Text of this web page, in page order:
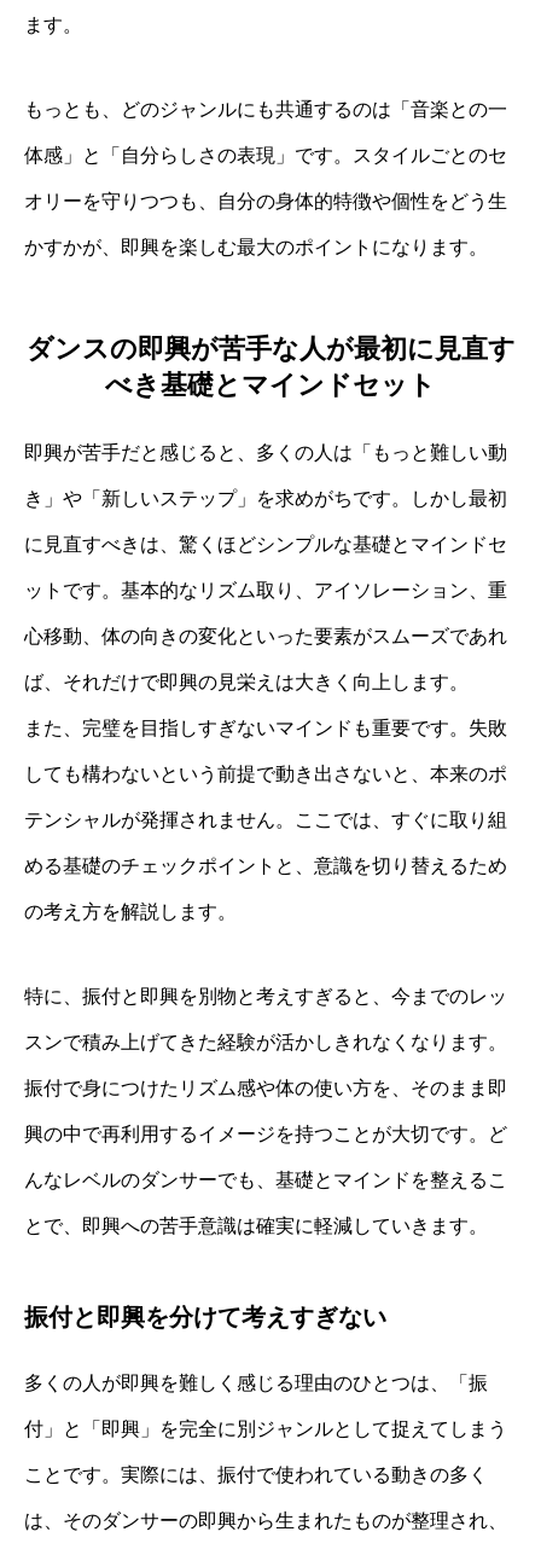
ます。
もっとも、どのジャンルにも共通するのは「音楽との一
体感」と「自分らしさの表現」です。スタイルごとのセ
オリーを守りつつも、自分の身体的特徴や個性をどう生
かすかが、即興を楽しむ最大のポイントになります。
ダンスの即興が苦手な人が最初に見直す
べき基礎とマインドセット
即興が苦手だと感じると、多くの人は「もっと難しい動
き」や「新しいステップ」を求めがちです。しかし最初
に見直すべきは、驚くほどシンプルな基礎とマインドセ
ットです。基本的なリズム取り、アイソレーション、重
心移動、体の向きの変化といった要素がスムーズであれ
ば、それだけで即興の見栄えは大きく向上します。
また、完璧を目指しすぎないマインドも重要です。失敗
しても構わないという前提で動き出さないと、本来のポ
テンシャルが発揮されません。ここでは、すぐに取り組
める基礎のチェックポイントと、意識を切り替えるため
の考え方を解説します。
特に、振付と即興を別物と考えすぎると、今までのレッ
スンで積み上げてきた経験が活かしきれなくなります。
振付で身につけたリズム感や体の使い方を、そのまま即
興の中で再利用するイメージを持つことが大切です。ど
んなレベルのダンサーでも、基礎とマインドを整えるこ
とで、即興への苦手意識は確実に軽減していきます。
振付と即興を分けて考えすぎない
多くの人が即興を難しく感じる理由のひとつは、「振
付」と「即興」を完全に別ジャンルとして捉えてしまう
ことです。実際には、振付で使われている動きの多く
は、そのダンサーの即興から生まれたものが整理され、